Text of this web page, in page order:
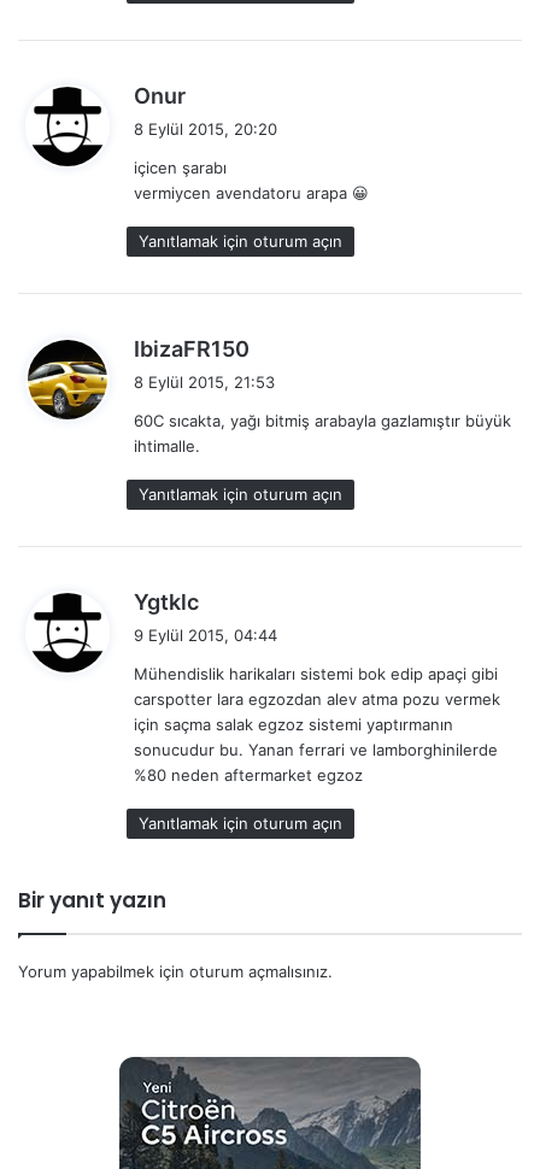
Onur
e
i
k
i
:
8 Eylül 2015, 20:20
içicen şarabı
vermiycen avendatoru arapa 😀
Yanıtlamak için oturum açın
IbizaFR150
e
i
i
:
8 Eylül 2015, 21:53
60C sıcakta, yağı bitmiş arabayla gazlamıştır büyük
ihtimalle.
Yanıtlamak için oturum açın
Ygtklc
e
i
k
i
9 Eylül 2015, 04:44
Mühendislik harikaları sistemi bok edip apaçi gibi
carspotter lara egzozdan alev atma pozu vermek
için saçma salak egzoz sistemi yaptırmanın
sonucudur bu. Yanan ferrari ve lamborghinilerde
%80 neden aftermarket egzoz
Yanıtlamak için oturum açın
Bir yanıt yazın
Yorum yapabilmek için oturum açmalısınız.